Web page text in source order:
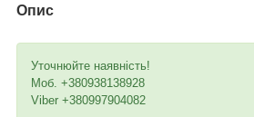
Опис
Уточнюйте наявність!
Моб. +380938138928
Viber +380997904082